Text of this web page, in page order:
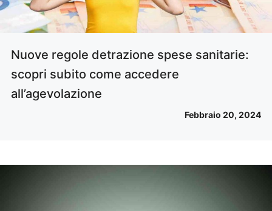
Nuove regole detrazione spese sanitarie:
scopri subito come accedere
all’agevolazione
Febbraio 20, 2024